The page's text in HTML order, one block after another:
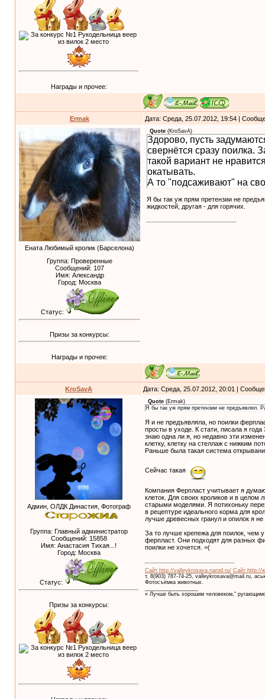
Награды и прочее:
Ermak Дата: Среда, 25.07.2012, 19:54 |
Ената Любимый кролик (Барселона)
Группа: Проверенные
Сообщений: 107
Имя: Александр
Город: Москва
Статус:
Призы за конкурсы:
Награды и прочее:
Quote (KroSavA)
Здорово, пусть
свернётся сразу поилка.
такой вариант не
окатывать.
А то "подсаживают" на
Я бы так уж прям претензии не
жидкостей, другая - для горячих.
KroSavA Дата: Среда, 25.07.2012, 20:01 |
Админ, ОЛДК Династия, Фотограф
Группа: Главный администратор
Сообщений: 15858
Имя: Анастасия Тихая...!
Город: Москва
Статус:
Призы за конкурсы:
Quote (Ermak)
Я бы так уж прям претензии не предъявлял.
Я и не предъявляла, но поилки
просты в уходе. К стати, писала я
знаю одна ли я, но недавно эти
клетку, клетку на стеллаж с нижким
Раньше была такая система
Сейчас такая
Компания Ферпласт учитывает я
клеток. Для своих кроликов и в целом
старыми моделями. Я потихоньку
в рецептуре идеального корма для
лучше древесных гранул и опилок я
За то лучше крепежа для поилок, чем
ферпласт. Они подходят для разных
поилки не хочется. =(
Сайт http://valleykrosava.narod.ru/ Сайт http://
т. 8(903) 787-74-25, valleykrosava@mail.ru,
Фотосъёмка животных.
« Лучше быть хорошим человеком,"